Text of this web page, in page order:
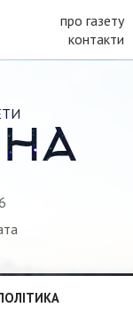
про газету
контакти